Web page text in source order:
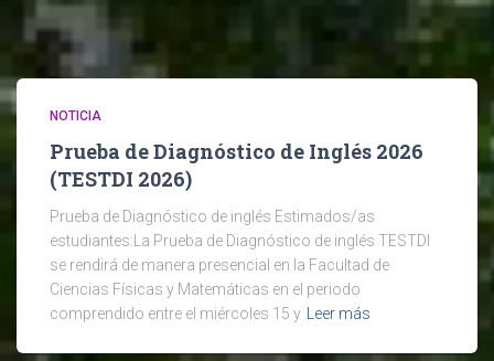
NOTICIA
Prueba de Diagnóstico de Inglés 2026
(TESTDI 2026)
Prueba de Diagnóstico de inglés Estimados/as
estudiantes:La Prueba de Diagnóstico de inglés TESTDI
se rendirá de manera presencial en la Facultad de
Ciencias Físicas y Matemáticas en el periodo
comprendido entre el miércoles 15 y Leer más